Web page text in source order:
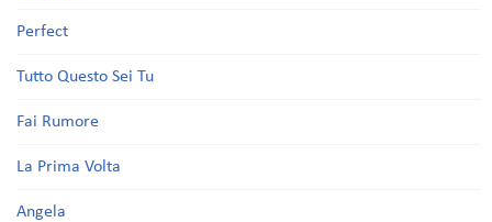
Perfect
Tutto Questo Sei Tu
Fai Rumore
La Prima Volta
Angela